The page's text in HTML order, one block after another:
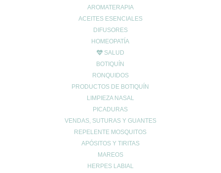
AROMATERAPIA
ACEITES ESENCIALES
DIFUSORES
HOMEOPATÍA
SALUD
BOTIQUÍN
RONQUIDOS
PRODUCTOS DE BOTIQUÍN
LIMPIEZA NASAL
PICADURAS
VENDAS, SUTURAS Y GUANTES
REPELENTE MOSQUITOS
APÓSITOS Y TIRITAS
MAREOS
HERPES LABIAL
Calle Daoiz 9, Puerto de Sagunto - Valencia
CONTACTO
622904490
info@farmaciaromerosagunto.com
HORARIO